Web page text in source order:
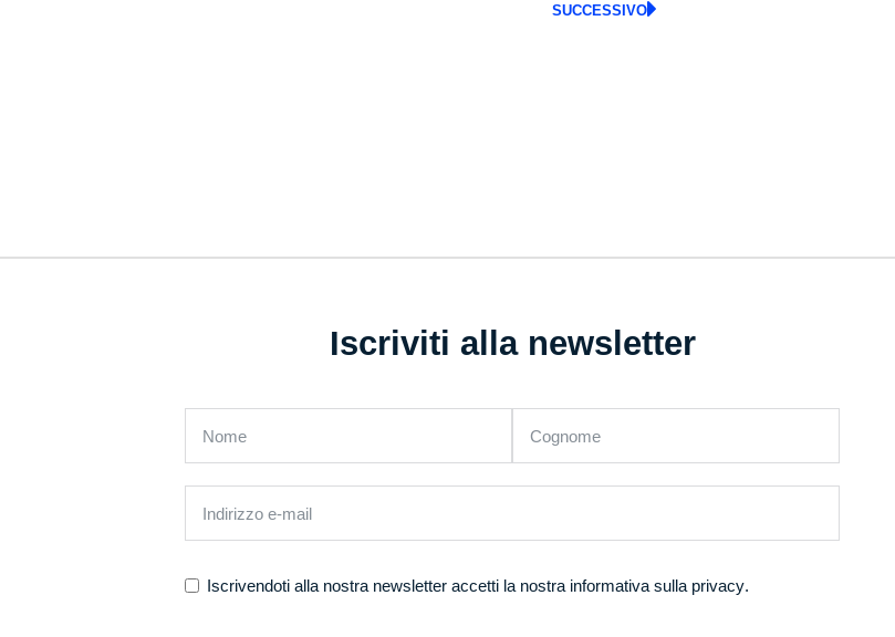
SUCCESSIVO
Iscriviti alla newsletter
Iscrivendoti alla nostra newsletter accetti la nostra informativa sulla privacy.